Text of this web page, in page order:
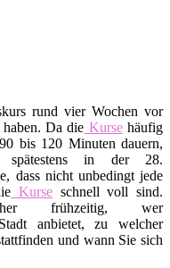
rund vier Wochen vor
haben. Da die Kursehäufig
bis 120 Minuten dauern,
in der 28.
dass nicht unbedingt jede
Kurseschnell voll sind.
frühzeitig, wer
anbietet, zu welcher
und wann Sie sich